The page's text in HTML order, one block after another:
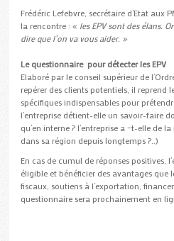
Frédéric Lefebvre, secrétaire d’Etat aux
la rencontre : « les EPV sont des élans.
dire que l’on va vous aider. »
Le questionnaire pour détecter les EPV
Elaboré par le conseil supérieur de
repérer des clients potentiels, il reprend
spécifiques indispensables pour
l’entreprise détient-elle un savoir-faire
qu’en interne ? l’entreprise a –t-elle de
dans sa région depuis longtemps ?..)
En cas de cumul de réponses positives,
éligible et bénéficier des avantages que
fiscaux, soutiens à l’exportation,
questionnaire sera prochainement en